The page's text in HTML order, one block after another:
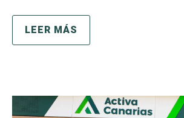
LEER MÁS